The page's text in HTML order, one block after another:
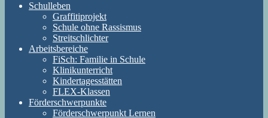
Schulleben
Graffitiprojekt
Schule ohne Rassismus
Streitschlichter
Arbeitsbereiche
FiSch: Familie in Schule
Klinikunterricht
Kindertagesstätten
FLEX-Klassen
Förderschwerpunkte
Förderschwerpunkt Lernen